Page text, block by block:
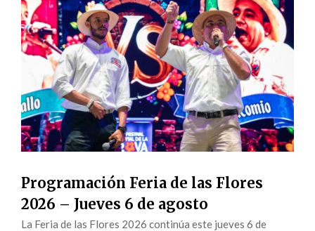
Programación Feria de las Flores
2026 – Jueves 6 de agosto
La Feria de las Flores 2026 continúa este jueves 6 de